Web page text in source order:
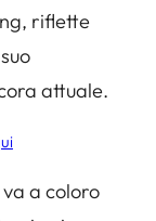
riflette
attuale.
va a coloro